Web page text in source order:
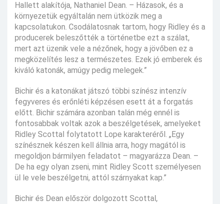
Hallett alakítója, Nathaniel Dean. – Házasok, és a
környezetük egyáltalán nem ütközik meg a
kapcsolatukon. Csodálatosnak tartom, hogy Ridley és a
producerek beleszőtték a történetbe ezt a szálat,
mert azt üzenik vele a nézőnek, hogy a jövőben ez a
megközelítés lesz a természetes. Ezek jó emberek és
kiváló katonák, amúgy pedig melegek.”
Bichir és a katonákat játszó többi színész intenzív
fegyveres és erőnléti képzésen esett át a forgatás
előtt. Bichir számára azonban talán még ennél is
fontosabbak voltak azok a beszélgetések, amelyeket
Ridley Scottal folytatott Lope karakteréről. „Egy
színésznek készen kell állnia arra, hogy magától is
megoldjon bármilyen feladatot – magyarázza Dean. –
De ha egy olyan zseni, mint Ridley Scott személyesen
ül le vele beszélgetni, attól szárnyakat kap.”
Bichir és Dean először dolgozott Scottal,